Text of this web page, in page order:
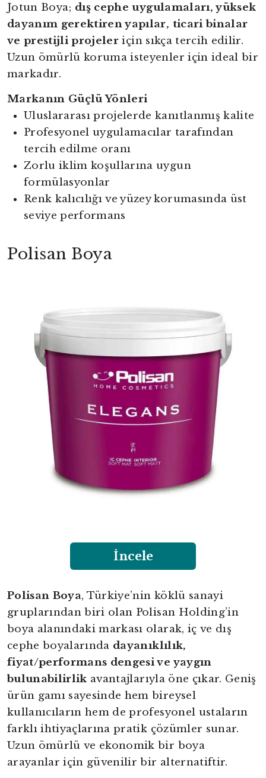
Jotun Boya; dış cephe uygulamaları, yüksek
dayanım gerektiren yapılar, ticari binalar
ve prestijli projeler için sıkça tercih edilir.
Uzun ömürlü koruma isteyenler için ideal bir
markadır.
Markanın Güçlü Yönleri
Uluslararası projelerde kanıtlanmış kalite
Profesyonel uygulamacılar tarafından
tercih edilme oranı
Zorlu iklim koşullarına uygun
formülasyonlar
Renk kalıcılığı ve yüzey korumasında üst
seviye performans
Polisan Boya
İncele
Polisan Boya, Türkiye’nin köklü sanayi
gruplarından biri olan Polisan Holding’in
boya alanındaki markası olarak, iç ve dış
cephe boyalarında dayanıklılık,
fiyat/performans dengesi ve yaygın
bulunabilirlik avantajlarıyla öne çıkar. Geniş
ürün gamı sayesinde hem bireysel
kullanıcıların hem de profesyonel ustaların
farklı ihtiyaçlarına pratik çözümler sunar.
Uzun ömürlü ve ekonomik bir boya
arayanlar için güvenilir bir alternatiftir.